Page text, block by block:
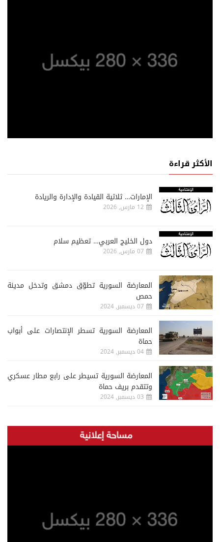
الأكثر قراءة
الإمارات… ثلاثية القيادة والإدارة والريادة
12 مارس, 2026
دول الخليج العربي… تعظيم سلام
07 مارس, 2026
المعارضة السورية تطوّق دمشق وتدخل مدينة
حمص
07 ديسمبر, 2024
المعارضة السورية تسطر الإنتصارات على أبواب
حماة
04 ديسمبر, 2024
المعارضة السورية تسيطر على رابع مطار عسكري
وتتقدم بريف حماة
03 ديسمبر, 2024